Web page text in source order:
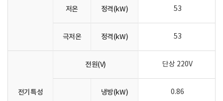
저온 정격(kW) 53
극저온 정격(kW) 53
전기특성
전원(V) 단상 220V
냉방(kW) 0.86